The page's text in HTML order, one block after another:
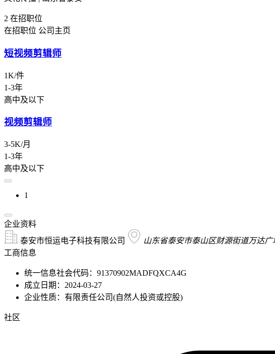
2 在招职位
在招职位 公司主页
短视频剪辑师
1K/件
1-3年
高中及以下
视频剪辑师
3-5K/月
1-3年
高中及以下
1
企业资料
泰安市恒运电子科技有限公司
山东省泰安市泰山区财源街道万达广
工商信息
统一信息社会代码：91370902MADFQXCA4G
成立日期：2024-03-27
企业性质：有限责任公司(自然人投资或控股)
社区